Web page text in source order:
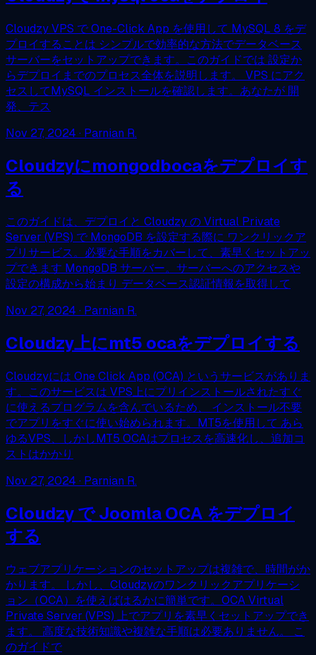
Cloudzy VPS で One-Click App を使用して MySQL 8 をデ
プロイすることは シンプルで効率的な方法でデータベース
サーバーをセットアップできます。このガイドでは 設定か
らデプロイまでのプロセス全体を説明します。 VPS にアク
セスしてMySQL インストールを確認します。あなたが 開
発、テス
Nov 27, 2024 · Parnian R.
Cloudzyにmongodbocaをデプロイす
る
このガイドは、デプロイと Cloudzy の Virtual Private
Server (VPS) で MongoDB を設定する際に ワンクリックア
プリサービス。必要な手順をカバーして、素早くセットアッ
プできます MongoDB サーバー。サーバーへのアクセスや
設定の構成から始まり データベース認証情報を取得して
Nov 27, 2024 · Parnian R.
Cloudzy上にmt5 ocaをデプロイする
Cloudzyには One Click App (OCA) というサービスがありま
す。このサービスは VPS上にプリインストールされたすぐ
に使えるプログラムを含んでいるため、 インストール不要
でアプリをすぐに使い始められます。MT5を使用して あら
ゆるVPS、しかしMT5 OCAはプロセスを高速化し、追加コ
ストはかかり
Nov 27, 2024 · Parnian R.
Cloudzy で Joomla OCA をデプロイ
する
ウェブアプリケーションのセットアップは複雑で、時間がか
かります。 しかし、Cloudzyのワンクリックアプリケーシ
ョン（OCA）を使えばはるかに簡単です。OCA Virtual
Private Server (VPS) 上でアプリを素早くセットアップでき
ます。 高度な技術知識や複雑な手順は必要ありません。 こ
のガイドで